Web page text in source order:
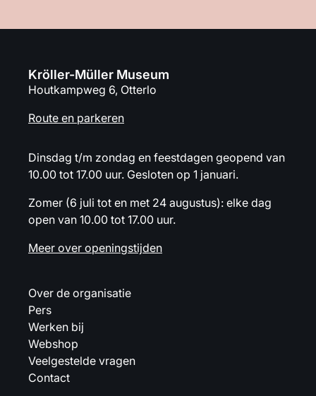
Kröller-Müller Museum
Houtkampweg 6, Otterlo
Route en parkeren
Dinsdag t/m zondag en feestdagen geopend van
10.00 tot 17.00 uur. Gesloten op 1 januari.
Zomer (6 juli tot en met 24 augustus): elke dag
open van 10.00 tot 17.00 uur.
Meer over openingstijden
Over de organisatie
Pers
Werken bij
Webshop
Veelgestelde vragen
Contact